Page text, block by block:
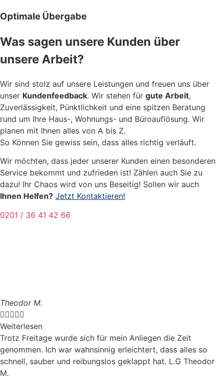
Optimale Übergabe
Was sagen unsere Kunden über
unsere Arbeit?
Wir sind stolz auf unsere Leistungen und freuen uns über
unser Kundenfeedback. Wir stehen für gute Arbeit,
Zuverlässigkeit, Pünktlichkeit und eine spitzen Beratung
rund um Ihre Haus-, Wohnungs- und Büroauflösung. Wir
planen mit Ihnen alles von A bis Z.
So Können Sie gewiss sein, dass alles richtig verläuft.
Wir möchten, dass jeder unserer Kunden einen besonderen
Service bekommt und zufrieden ist! Zählen auch Sie zu
dazu! Ihr Chaos wird von uns Beseitig! Sollen wir auch
Ihnen Helfen? Jetzt Kontaktieren!
0201 / 36 41 42 66
Theodor M.

Weiterlesen
Trotz Freitage wurde sich für mein Anliegen die Zeit
genommen. Ich war wahnsinnig erleichtert, dass alles so
schnell, sauber und reibungslos geklappt hat. L.G Theodor
M.